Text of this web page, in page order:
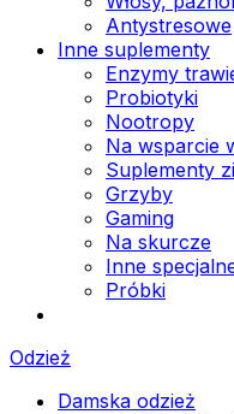
Antystresowe
Inne suplementy
Enzymy
Probiotyki
Nootropy
Na wsparcie
Suplementy
Grzyby
Gaming
Na skurcze
Inne
Próbki
Odzież
Damska odzież